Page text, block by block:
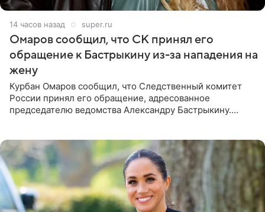
14 часов назад super.ru
Омаров сообщил, что СК принял его
обращение к Бастрыкину из-за нападения на
жену
Курбан Омаров сообщил, что Следственный комитет
России принял его обращение, адресованное
председателю ведомства Александру Бастрыкину.